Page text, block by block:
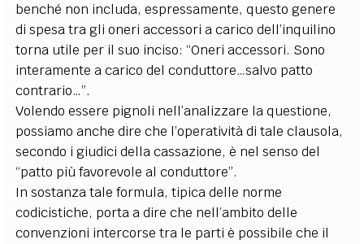
benché non includa, espressamente, questo genere
di spesa tra gli oneri accessori a carico dell’inquilino
torna utile per il suo inciso: “Oneri accessori. Sono
interamente a carico del conduttore…salvo patto
contrario…”.
Volendo essere pignoli nell’analizzare la questione,
possiamo anche dire che l’operatività di tale clausola,
secondo i giudici della cassazione, è nel senso del
“patto più favorevole al conduttore”.
In sostanza tale formula, tipica delle norme
codicistiche, porta a dire che nell’ambito delle
convenzioni intercorse tra le parti è possibile che il